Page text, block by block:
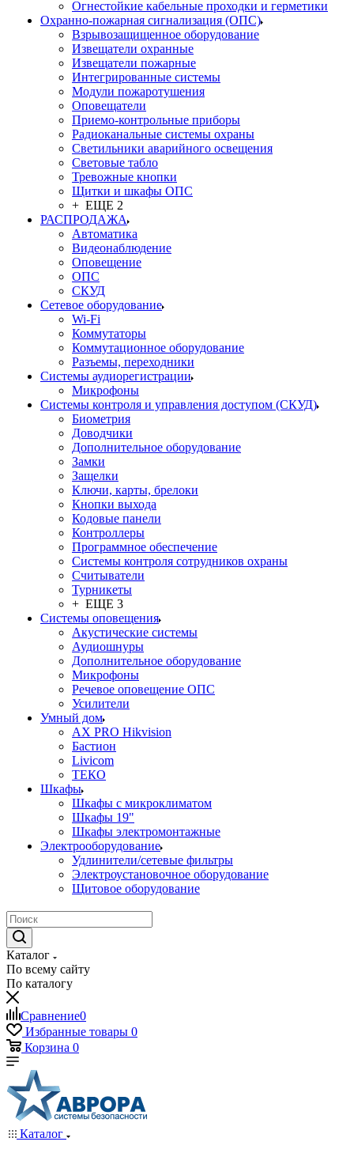
Огнестойкие кабельные проходки и герметики
Охранно-пожарная сигнализация (ОПС)
Взрывозащищенное оборудование
Извещатели охранные
Извещатели пожарные
Интегрированные системы
Модули пожаротушения
Оповещатели
Приемо-контрольные приборы
Радиоканальные системы охраны
Светильники аварийного освещения
Световые табло
Тревожные кнопки
Щитки и шкафы ОПС
+ ЕЩЕ 2
РАСПРОДАЖА
Автоматика
Видеонаблюдение
Оповещение
ОПС
СКУД
Сетевое оборудование
Wi-Fi
Коммутаторы
Коммутационное оборудование
Разъемы, переходники
Системы аудиорегистрации
Микрофоны
Системы контроля и управления доступом (СКУД)
Биометрия
Доводчики
Дополнительное оборудование
Замки
Защелки
Ключи, карты, брелоки
Кнопки выхода
Кодовые панели
Контроллеры
Программное обеспечение
Системы контроля сотрудников охраны
Считыватели
Турникеты
+ ЕЩЕ 3
Системы оповещения
Акустические системы
Аудиошнуры
Дополнительное оборудование
Микрофоны
Речевое оповещение ОПС
Усилители
Умный дом
AX PRO Hikvision
Бастион
Livicom
ТЕКО
Шкафы
Шкафы с микроклиматом
Шкафы 19"
Шкафы электромонтажные
Электрооборудование
Удлинители/сетевые фильтры
Электроустановочное оборудование
Щитовое оборудование
Каталог
По всему сайту
По каталогу
Сравнение0
Избранные товары 0
Корзина 0
Каталог